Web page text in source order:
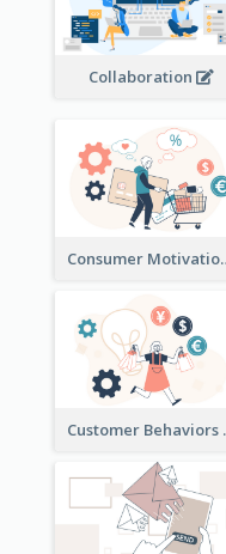
Collaboration